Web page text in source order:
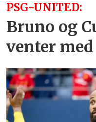
PSG-UNITED:
Bruno og
venter